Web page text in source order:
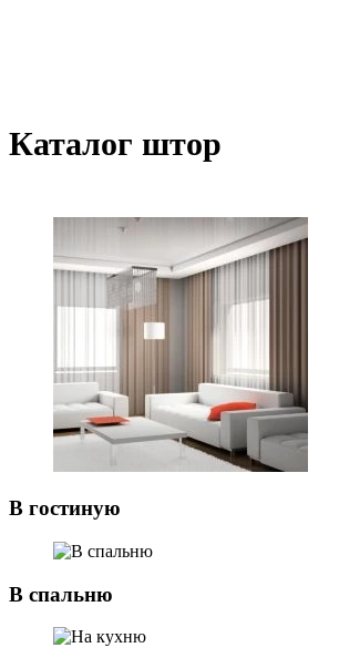
Каталог штор
В гостиную
В спальню